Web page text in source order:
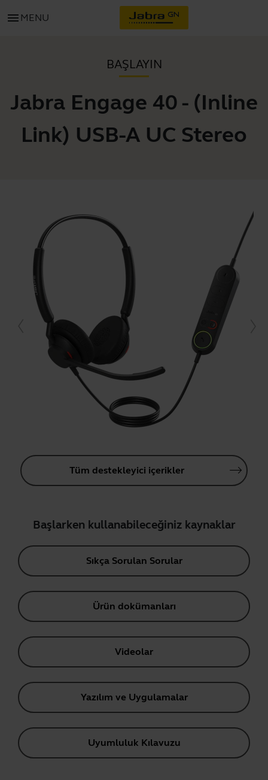
menu MENU
BAŞLAYIN
Jabra Engage 40 - (Inline
Link) USB-A UC Stereo
Tüm destekleyici içerikler
Başlarken kullanabileceğiniz kaynaklar
Sıkça Sorulan Sorular
Ürün dokümanları
Videolar
Yazılım ve Uygulamalar
Uyumluluk Kılavuzu